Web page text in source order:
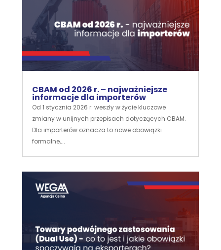
CBAM od 2026 r. – najważniejsze
informacje dla importerów
Od 1 stycznia 2026 r. weszły w życie kluczowe
zmiany w unijnych przepisach dotyczących CBAM.
Dla importerów oznacza to nowe obowiązki
formalne,...